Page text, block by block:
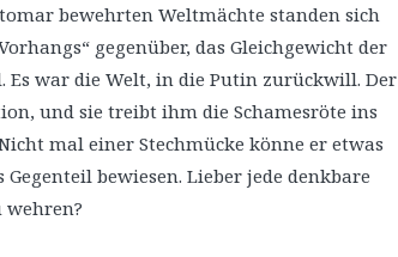
bewehrten Weltmächte standen sich
gegenüber, das Gleichgewicht der
war die Welt, in die Putin zurückwill. Der
und sie treibt ihm die Schamesröte ins
mal einer Stechmücke könne er etwas
bewiesen. Lieber jede denkbare
wehren?